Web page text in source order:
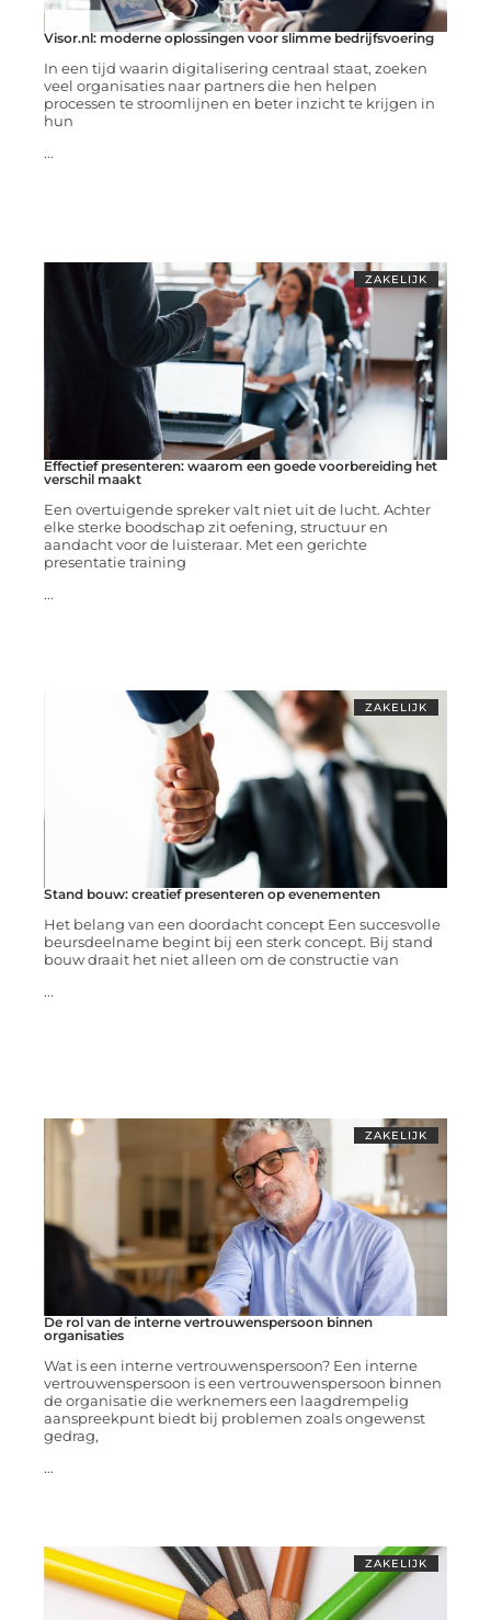
Visor.nl: moderne oplossingen voor slimme bedrijfsvoering
In een tijd waarin digitalisering centraal staat, zoeken
veel organisaties naar partners die hen helpen
processen te stroomlijnen en beter inzicht te krijgen in
hun
...
ZAKELIJK
Effectief presenteren: waarom een goede voorbereiding het
verschil maakt
Een overtuigende spreker valt niet uit de lucht. Achter
elke sterke boodschap zit oefening, structuur en
aandacht voor de luisteraar. Met een gerichte
presentatie training
...
ZAKELIJK
Stand bouw: creatief presenteren op evenementen
Het belang van een doordacht concept Een succesvolle
beursdeelname begint bij een sterk concept. Bij stand
bouw draait het niet alleen om de constructie van
...
ZAKELIJK
De rol van de interne vertrouwenspersoon binnen
organisaties
Wat is een interne vertrouwenspersoon? Een interne
vertrouwenspersoon is een vertrouwenspersoon binnen
de organisatie die werknemers een laagdrempelig
aanspreekpunt biedt bij problemen zoals ongewenst
gedrag,
...
ZAKELIJK